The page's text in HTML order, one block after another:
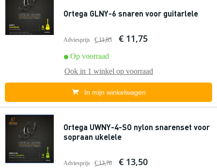
Ortega GLNY-6 snaren voor guitarlele
Adviesprijs € 11,85 € 11,75
Op voorraad
Ook in 1 winkel op voorraad
In mijn winkelwagen
Ortega UWNY-4-SO nylon snarenset voor
sopraan ukelele
Adviesprijs € 13,70 € 13,50